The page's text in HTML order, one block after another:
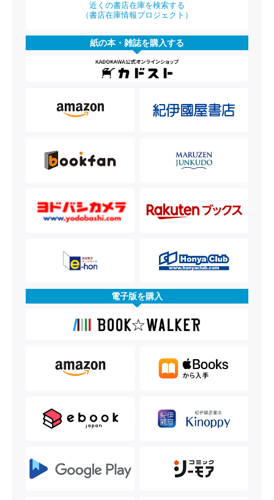
近くの書店在庫を検索する
（書店在庫情報プロジェクト）
紙の本・雑誌を購入する
電子版を購入